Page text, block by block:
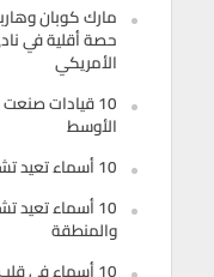
مارك كوبان
حصة أقلية في
الأمريكي
10 قيادات
الأوسط
10 أسماء تعيد تشكيل اللوجستيات الذكية في الخليج
10 أسماء تعيد
والمنطقة